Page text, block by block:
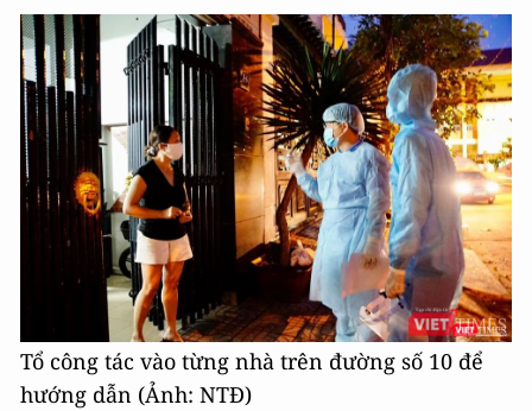
Tổ công tác vào từng nhà trên đường số 10 để
hướng dẫn (Ảnh: NTĐ)